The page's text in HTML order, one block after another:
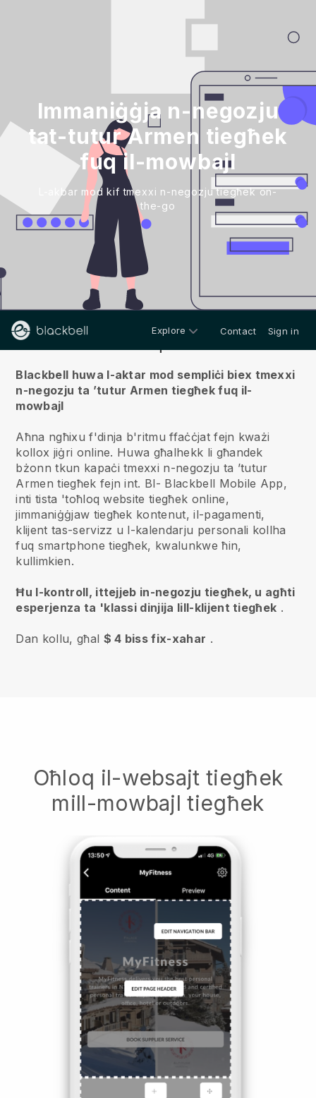
Immaniġġja n-negozju
tat-tutur Armen tiegħek
fuq il-mowbajl
L-akbar mod kif tmexxi n-negozju tiegħek on-
the-go
Explore Contact Sign in
Blackbell huwa l-aktar mod sempliċi biex tmexxi
n-negozju ta ’tutur Armen tiegħek fuq il-
mowbajl
Aħna ngħixu f'dinja b'ritmu ffaċċjat fejn kważi
kollox jiġri online. Huwa għalhekk li għandek
bżonn tkun kapaċi tmexxi n-negozju ta ’tutur
Armen tiegħek fejn int. Bl- Blackbell Mobile App,
inti tista 'toħloq website tiegħek online,
jimmaniġġjaw tiegħek kontenut, il-pagamenti,
klijent tas-servizz u l-kalendarju personali kollha
fuq smartphone tiegħek, kwalunkwe ħin,
kullimkien.
Ħu l-kontroll, ittejjeb in-negozju tiegħek, u agħti
esperjenza ta 'klassi dinjija lill-klijent tiegħek .
Dan kollu, għal $ 4 biss fix-xahar .
Oħloq il-websajt tiegħek
mill-mowbajl tiegħek